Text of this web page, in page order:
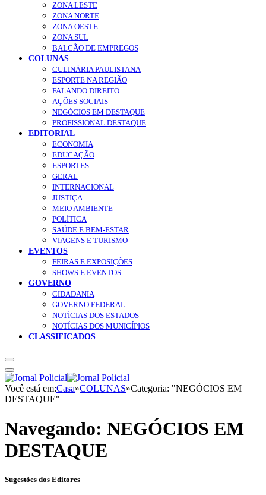
ZONA LESTE
ZONA NORTE
ZONA OESTE
ZONA SUL
BALCÃO DE EMPREGOS
COLUNAS
CULINÁRIA PAULISTANA
ESPORTE NA REGIÃO
FALANDO DIREITO
AÇÕES SOCIAIS
NEGÓCIOS EM DESTAQUE
PROFISSIONAL DESTAQUE
EDITORIAL
ECONOMIA
EDUCAÇÃO
ESPORTES
GERAL
INTERNACIONAL
JUSTIÇA
MEIO AMBIENTE
POLÍTICA
SAÚDE E BEM-ESTAR
VIAGENS E TURISMO
EVENTOS
FEIRAS E EXPOSIÇÕES
SHOWS E EVENTOS
GOVERNO
CIDADANIA
GOVERNO FEDERAL
NOTÍCIAS DOS ESTADOS
NOTÍCIAS DOS MUNICÍPIOS
CLASSIFICADOS
Você está em:Casa»COLUNAS»Categoria: "NEGÓCIOS EM
DESTAQUE"
Navegando: NEGÓCIOS EM
DESTAQUE
Sugestões dos Editores